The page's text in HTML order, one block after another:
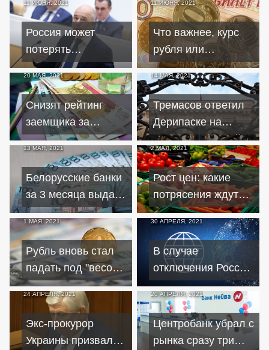
россиян от
"плавающих"
кредитов
1,3 миллиона
рублей
11 ИЮНЯ, 2021
Россия может
потерять
миллиарды из-за
перехода на
"зеленую"
энергетику
11 ИЮНЯ, 2021
Что важнее, курс
рубля или
золотовалютные
резервы?
20 МАЯ, 2021
Снизят рейтинг
заемщика за
просрочку кредита
от 500 рублей
14 МАЯ, 2021
Тремасов ответил
Дерипаске на
критику действий
Центробанка
13 МАЯ, 2021
Белорусские банки
за 3 месяца выдали
кредитов почти на 2
млрд рублей
2 МАЯ, 2021
Рост цен: какие
потрясения ждут
продуктовые
корзины украинцев
1 МАЯ, 2021
Рубль вновь стал
падать под "весом"
геополитики
30 АПРЕЛЯ, 2021
В случае
отключения России
от SWIFT будет
найден аналог
24 АПРЕЛЯ, 2021
Экс-прокурор
Украины призвал
20 АПРЕЛЯ, 2021
Центробанк убрал с
рынка сразу три